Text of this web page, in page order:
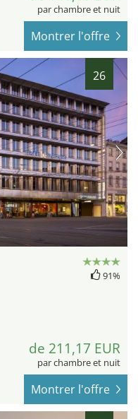
par chambre et nuit
Montrer l'offre
26
91%
de 211,17 EUR
par chambre et nuit
Montrer l'offre